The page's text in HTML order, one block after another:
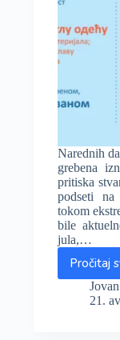
Narednih
grebena
pritiska
podseti na
tokom
bile
jula,…
Pročitaj
21.